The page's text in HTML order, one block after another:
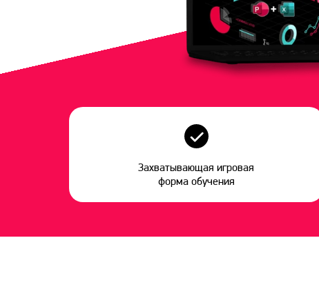
Захватывающая игровая
форма обучения